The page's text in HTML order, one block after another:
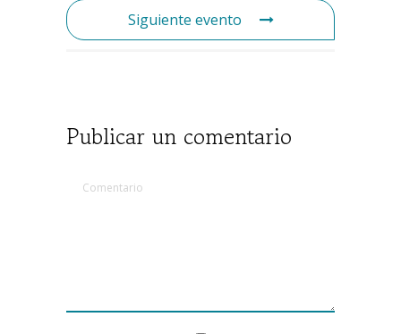
Siguiente evento
Publicar un comentario